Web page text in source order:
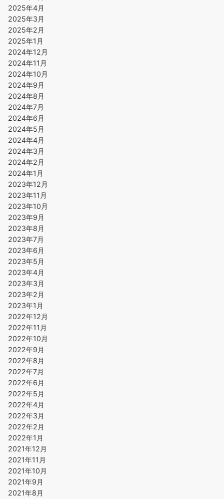
2025年4月
2025年3月
2025年2月
2025年1月
2024年12月
2024年11月
2024年10月
2024年9月
2024年8月
2024年7月
2024年6月
2024年5月
2024年4月
2024年3月
2024年2月
2024年1月
2023年12月
2023年11月
2023年10月
2023年9月
2023年8月
2023年7月
2023年6月
2023年5月
2023年4月
2023年3月
2023年2月
2023年1月
2022年12月
2022年11月
2022年10月
2022年9月
2022年8月
2022年7月
2022年6月
2022年5月
2022年4月
2022年3月
2022年2月
2022年1月
2021年12月
2021年11月
2021年10月
2021年9月
2021年8月